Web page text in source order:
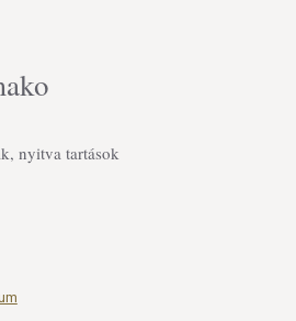
nyitva tartások